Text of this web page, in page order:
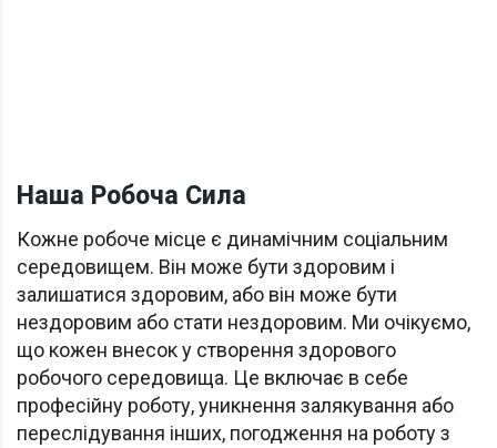
Наша Робоча Сила
Кожне робоче місце є динамічним соціальним
середовищем. Він може бути здоровим і
залишатися здоровим, або він може бути
нездоровим або стати нездоровим. Ми очікуємо,
що кожен внесок у створення здорового
робочого середовища. Це включає в себе
професійну роботу, уникнення залякування або
переслідування інших, погодження на роботу з